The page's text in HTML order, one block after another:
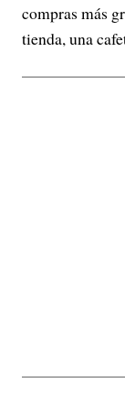
compras más
tienda, una